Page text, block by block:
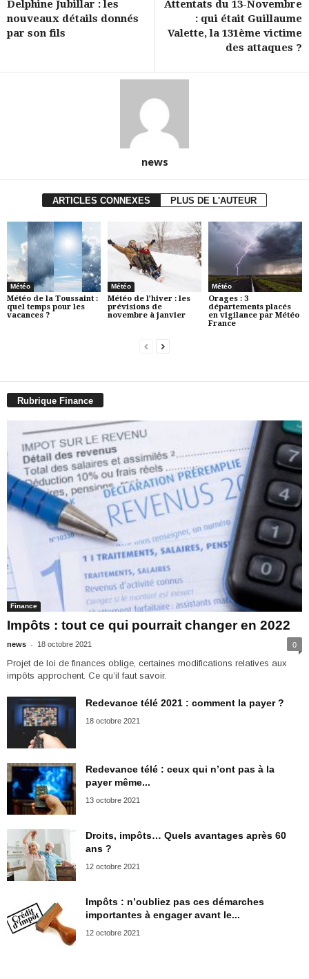
Delphine Jubillar : les
nouveaux détails donnés
par son fils
Attentats du 13-Novembre
: qui était Guillaume
Valette, la 131ème victime
des attaques ?
news
ARTICLES CONNEXES PLUS DE L'AUTEUR
Météo
Météo de la Toussaint :
quel temps pour les
vacances ?
Météo
Météo de l’hiver : les
prévisions de
novembre à janvier
Météo
Orages : 3
départements placés
en vigilance par Météo
France
Rubrique Finance
Finance
Impôts : tout ce qui pourrait changer en 2022
news - 18 octobre 2021 0
Projet de loi de finances oblige, certaines modifications relatives aux
impôts approchent. Ce qu’il faut savoir.
Redevance télé 2021 : comment la payer ?
18 octobre 2021
Redevance télé : ceux qui n’ont pas à la
payer même...
13 octobre 2021
Droits, impôts… Quels avantages après 60
ans ?
12 octobre 2021
Impôts : n’oubliez pas ces démarches
importantes à engager avant le...
12 octobre 2021